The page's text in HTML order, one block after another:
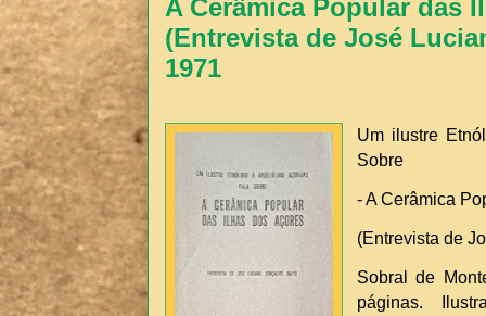
A Cerâmica Popular das
(Entrevista de José
1971
Um ilustre
Sobre
- A Cerâmica
(Entrevista de
Sobral de
páginas.